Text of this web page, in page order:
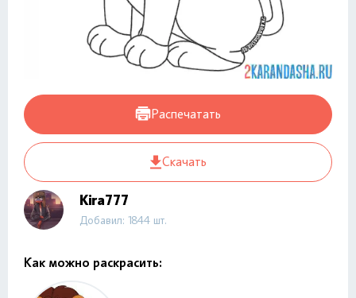
Распечатать
Скачать
Kira777
Добавил: 1844 шт.
Как можно раскрасить: